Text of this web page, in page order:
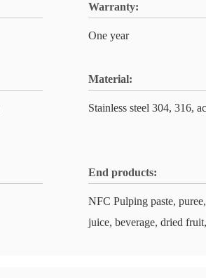
Warranty:
One year
Material:
Stainless steel 304, 316,
End products:
NFC Pulping paste,
juice, beverage, dried